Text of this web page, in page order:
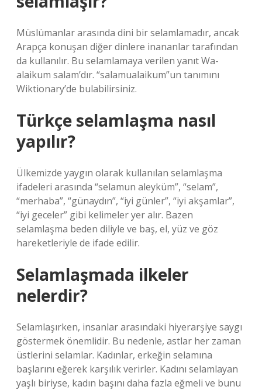
Müslümanlar arasında dini bir selamlamadır, ancak
Arapça konuşan diğer dinlere inananlar tarafından
da kullanılır. Bu selamlamaya verilen yanıt Wa-
alaikum salam’dır. “salamualaikum”un tanımını
Wiktionary’de bulabilirsiniz.
Türkçe selamlaşma nasıl
yapılır?
Ülkemizde yaygın olarak kullanılan selamlaşma
ifadeleri arasında “selamun aleyküm”, “selam”,
“merhaba”, “günaydın”, “iyi günler”, “iyi akşamlar”,
“iyi geceler” gibi kelimeler yer alır. Bazen
selamlaşma beden diliyle ve baş, el, yüz ve göz
hareketleriyle de ifade edilir.
Selamlaşmada ilkeler
nelerdir?
Selamlaşırken, insanlar arasındaki hiyerarşiye saygı
göstermek önemlidir. Bu nedenle, astlar her zaman
üstlerini selamlar. Kadınlar, erkeğin selamına
başlarını eğerek karşılık verirler. Kadını selamlayan
yaşlı biriyse, kadın başını daha fazla eğmeli ve bunu